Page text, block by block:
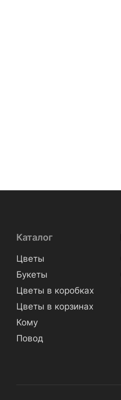
Каталог
Цветы
Букеты
Цветы в коробках
Цветы в корзинах
Кому
Повод